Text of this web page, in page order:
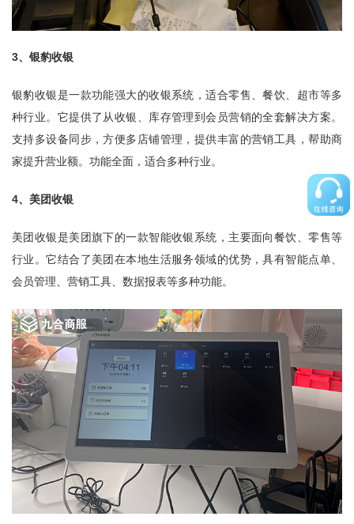
3、银豹收银
银豹收银是一款功能强大的收银系统，适合零售、餐饮、超市等多
种行业。它提供了从收银、库存管理到会员营销的全套解决方案。
支持多设备同步，方便多店铺管理，提供丰富的营销工具，帮助商
家提升营业额。功能全面，适合多种行业。
4、美团收银
美团收银是美团旗下的一款智能收银系统，主要面向餐饮、零售等
行业。它结合了美团在本地生活服务领域的优势，具有智能点单、
会员管理、营销工具、数据报表等多种功能。